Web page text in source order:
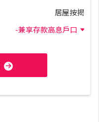
居屋按揭
-兼享存款高息戶口